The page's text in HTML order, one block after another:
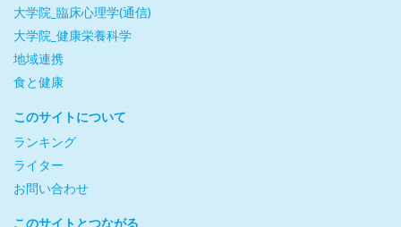
大学院_臨床心理学(通信)
大学院_健康栄養科学
地域連携
食と健康
このサイトについて
ランキング
ライター
お問い合わせ
このサイトとつながる